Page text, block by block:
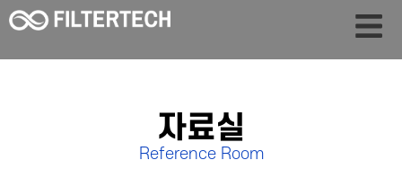
자료실
Reference Room